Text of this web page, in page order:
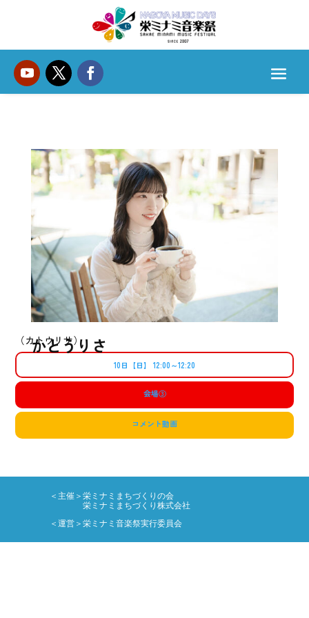
かとうりさ
（カトウリサ）
10日【日】 12:00～12:20
会場③
コメント動画
＜主催＞栄ミナミまちづくりの会
栄ミナミまちづくり株式会社
＜運営＞栄ミナミ音楽祭実行委員会